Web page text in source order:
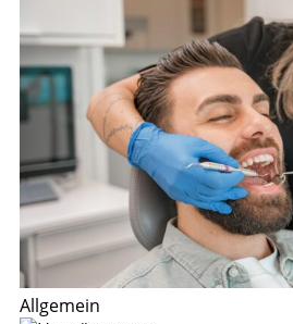
Allgemein